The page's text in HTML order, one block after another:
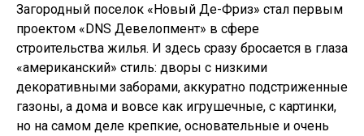
Загородный поселок «Новый Де-Фриз» стал первым
проектом «DNS Девелопмент» в сфере
строительства жилья. И здесь сразу бросается в глаза
«американский» стиль: дворы с низкими
декоративными заборами, аккуратно подстриженные
газоны, а дома и вовсе как игрушечные, с картинки,
но на самом деле крепкие, основательные и очень